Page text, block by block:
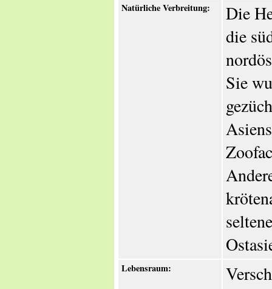
Natürliche Verbreitung:
Die
die
Sie
Lebensraum: